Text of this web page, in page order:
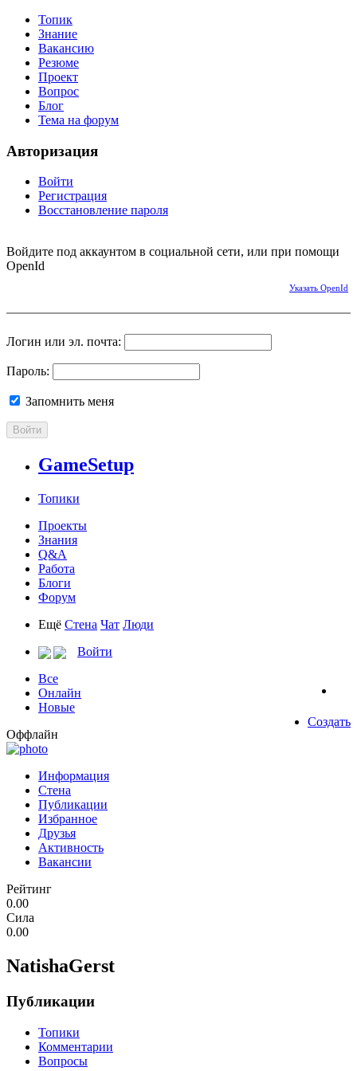
Топик
Знание
Вакансию
Резюме
Проект
Вопрос
Блог
Тема на форум
Авторизация
Войти
Регистрация
Восстановление пароля
Войдите под аккаунтом в социальной сети, или при помощи
OpenId
Указать OpenId
Логин или эл. почта:
Пароль:
Запомнить меня
Войти
GameSetup
Топики
Проекты
Знания
Q&A
Работа
Блоги
Форум
Ещё Стена Чат Люди
Войти
Все
Онлайн
Новые
Создать
Оффлайн
Информация
Стена
Публикации
Избранное
Друзья
Активность
Вакансии
Рейтинг
0.00
Сила
0.00
NatishaGerst
Публикации
Топики
Комментарии
Вопросы